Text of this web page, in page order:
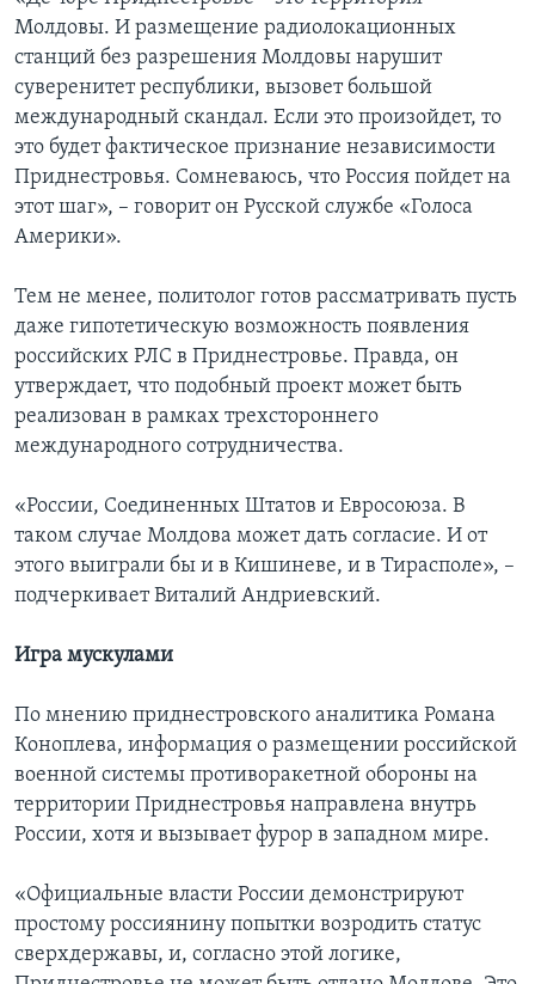
Молдовы. И размещение радиолокационных
станций без разрешения Молдовы нарушит
суверенитет республики, вызовет большой
международный скандал. Если это произойдет, то
это будет фактическое признание независимости
Приднестровья. Сомневаюсь, что Россия пойдет на
этот шаг», – говорит он Русской службе «Голоса
Америки».
Тем не менее, политолог готов рассматривать пусть
даже гипотетическую возможность появления
российских РЛС в Приднестровье. Правда, он
утверждает, что подобный проект может быть
реализован в рамках трехстороннего
международного сотрудничества.
«России, Соединенных Штатов и Евросоюза. В
таком случае Молдова может дать согласие. И от
этого выиграли бы и в Кишиневе, и в Тирасполе», –
подчеркивает Виталий Андриевский.
Игра мускулами
По мнению приднестровского аналитика Романа
Коноплева, информация о размещении российской
военной системы противоракетной обороны на
территории Приднестровья направлена внутрь
России, хотя и вызывает фурор в западном мире.
«Официальные власти России демонстрируют
простому россиянину попытки возродить статус
сверхдержавы, и, согласно этой логике,